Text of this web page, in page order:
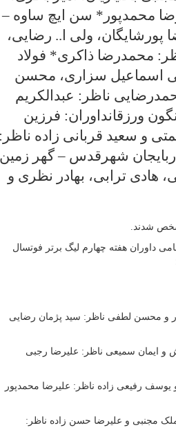
محمدپور* سن ایچ ساوه –
پورشایگان، ولی ا.. رضایی،
محمدرضا ذاکری* فولاد
علی اسماعیل سزاری، محسن
ناظر: عبدالکریم
ورزقانداوران: فرزین
و سعید قربانی زاده ناظر:
آذربایجان شهرقدس – گهر زمین
هادی ترابی، بهادر نظری و
شدند.
داوران هفته چهارم لیگ برتر فوتسال
و محسن لطفی ناظر: سید پژمان رضایی
و ایمان سمیعی ناظر: علیرضا رجبی
و یوسف رفیعی زاده ناظر: علیرضا محمدپور
ملک مجنبی و علیرضا حسن زاده ناظر: